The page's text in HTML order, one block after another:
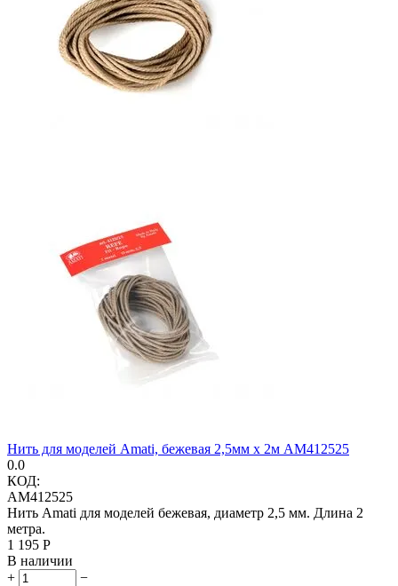
Нить для моделей Amati, бежевая 2,5мм х 2м AM412525
0.0
КОД:
AM412525
Нить Amati для моделей бежевая, диаметр 2,5 мм. Длина 2
метра.
1 195 Р
В наличии
+
−